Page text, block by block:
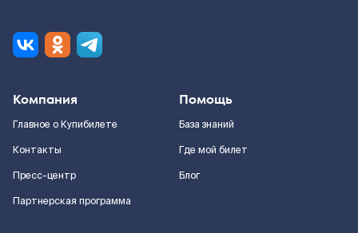
Компания
Главное о Купибилете
Контакты
Пресс-центр
Партнерская программа
Помощь
База знаний
Где мой билет
Блог